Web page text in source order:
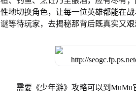
性地切换角色，让每一位英雄都能在
谜等待玩家，去揭秘那背后既真实又艰
需要《少年游》攻略可以到